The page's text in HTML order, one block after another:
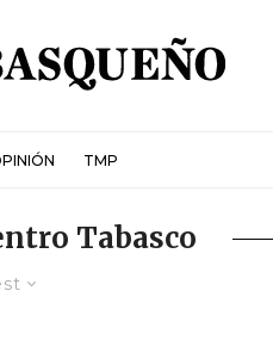
TMP
Tabasco